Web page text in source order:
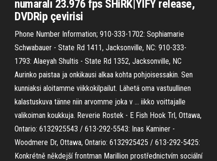
numaralı 23.976 fps SHiRK|YIFY release,
DVDRip çevirisi
Phone Number Information; 910-333-1702: Sophiamarie
Schwabauer - State Rd 1411, Jacksonville, NC: 910-333-
1793: Alaeyah Shultis - State Rd 1352, Jacksonville, NC
Aurinko paistaa ja onkikausi alkaa kohta pohjoisessakin. Sen
kunniaksi aloitamme viikkokilpailut. Lähetä oma vastuullinen
kalastuskuva tänne niin arvomme joka v … iikko voittajalle
valikoiman koukkuja. Reverie Rostek - E Fish Hook Trl, Ottawa,
Ontario: 6132925543 / 613-292-5543: Inas Kaminer -
Woodmere Dr, Ottawa, Ontario: 6132925425 / 613-292-5425:
Konkrétně někdejší frontman Marillion prostřednictvím sociální